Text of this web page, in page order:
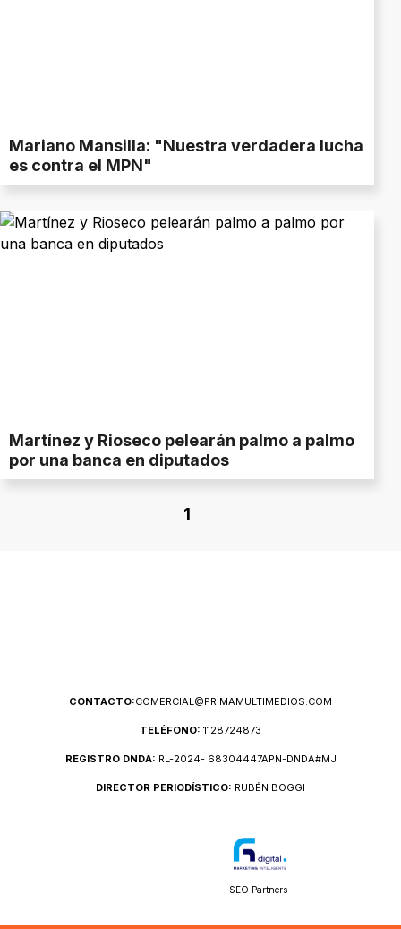
Mariano Mansilla: "Nuestra verdadera lucha
es contra el MPN"
Martínez y Rioseco pelearán palmo a palmo
por una banca en diputados
1
CONTACTO:COMERCIAL@PRIMAMULTIMEDIOS.COM
TELÉFONO: 1128724873
REGISTRO DNDA: RL-2024- 68304447APN-DNDA#MJ
DIRECTOR PERIODÍSTICO: RUBÉN BOGGI
SEO Partners